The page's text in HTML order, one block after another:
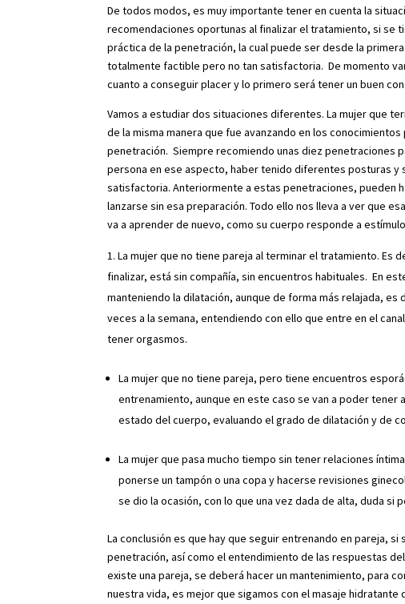
De todos modos, es muy importante tener en cuenta la
recomendaciones oportunas al finalizar el tratamiento, si se
práctica de la penetración, la cual puede ser desde la
totalmente factible pero no tan satisfactoria. De momento
cuanto a conseguir placer y lo primero será tener un buen
Vamos a estudiar dos situaciones diferentes. La mujer que
de la misma manera que fue avanzando en los
penetración. Siempre recomiendo unas diez penetraciones
persona en ese aspecto, haber tenido diferentes posturas y
satisfactoria. Anteriormente a estas penetraciones, pueden
lanzarse sin esa preparación. Todo ello nos lleva a ver que
va a aprender de nuevo, como su cuerpo responde a
La mujer que no tiene pareja al terminar el tratamiento. Es
finalizar, está sin compañía, sin encuentros habituales. En
manteniendo la dilatación, aunque de forma más relajada,
veces a la semana, entendiendo con ello que entre en el
tener orgasmos.
La mujer que no tiene pareja, pero tiene encuentros
entrenamiento, aunque en este caso se van a poder tener
estado del cuerpo, evaluando el grado de dilatación y de
La mujer que pasa mucho tiempo sin tener relaciones
ponerse un tampón o una copa y hacerse revisiones
se dio la ocasión, con lo que una vez dada de alta, duda
La conclusión es que hay que seguir entrenando en pareja,
penetración, así como el entendimiento de las respuestas
existe una pareja, se deberá hacer un mantenimiento, para
nuestra vida, es mejor que sigamos con el masaje hidratante